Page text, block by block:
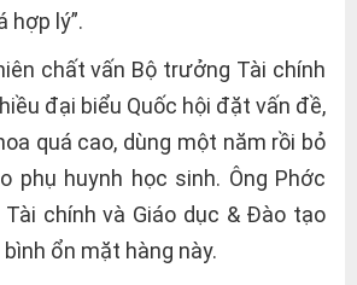
hợp lý”.
chất vấn Bộ trưởng Tài chính
đại biểu Quốc hội đặt vấn đề,
quá cao, dùng một năm rồi bỏ
phụ huynh học sinh. Ông Phớc
chính và Giáo dục & Đào tạo
ổn mặt hàng này.